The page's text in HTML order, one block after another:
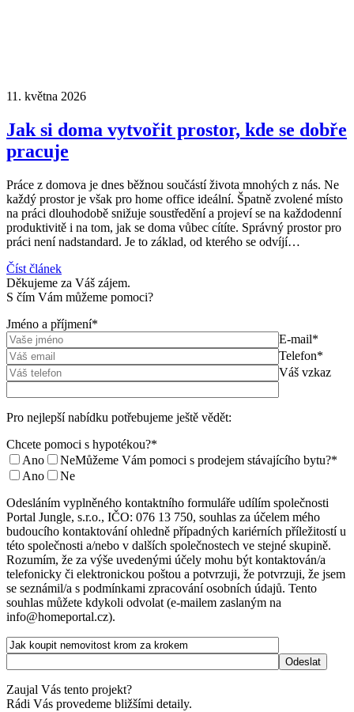
11. května 2026
Jak si doma vytvořit prostor, kde se dobře
pracuje
Práce z domova je dnes běžnou součástí života mnohých z nás. Ne
každý prostor je však pro home office ideální. Špatně zvolené místo
na práci dlouhodobě snižuje soustředění a projeví se na každodenní
produktivitě i na tom, jak se doma vůbec cítíte. Správný prostor pro
práci není nadstandard. Je to základ, od kterého se odvíjí…
Číst článek
Děkujeme za Váš zájem.
S čím Vám můžeme pomoci?
Jméno a příjmení*
E-mail*
Telefon*
Váš vzkaz
Pro nejlepší nabídku potřebujeme ještě vědět:
Chcete pomoci s hypotékou?*
Ano
NeMůžeme Vám pomoci s prodejem stávajícího bytu?*
Ano
Ne
Odesláním vyplněného kontaktního formuláře udílím společnosti
Portal Jungle, s.r.o., IČO: 076 13 750, souhlas za účelem mého
budoucího kontaktování ohledně případných kariérních příležitostí u
této společnosti a/nebo v dalších společnostech ve stejné skupině.
Rozumím, že za výše uvedenými účely mohu být kontaktován/a
telefonicky či elektronickou poštou a potvrzuji, že potvrzuji, že jsem
se seznámil/a s podmínkami zpracování osobních údajů. Tento
souhlas můžete kdykoli odvolat (e-mailem zaslaným na
info@homeportal.cz).
Zaujal Vás tento projekt?
Rádi Vás provedeme bližšími detaily.